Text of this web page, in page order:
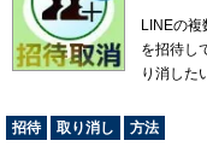
LINEの複
を招待し
り消した
招待
取り消し 方法